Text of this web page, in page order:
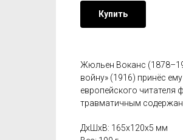
Купить
Жюльен Воканс
войну» (1916) принёс
европейского читателя
травматичным
ДxШxВ: 165x120x5 мм